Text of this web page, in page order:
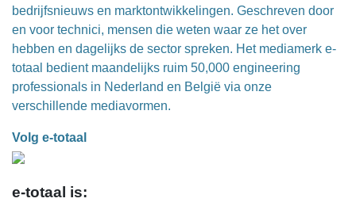
bedrijfsnieuws en marktontwikkelingen. Geschreven door
en voor technici, mensen die weten waar ze het over
hebben en dagelijks de sector spreken. Het mediamerk e-
totaal bedient maandelijks ruim 50,000 engineering
professionals in Nederland en België via onze
verschillende mediavormen.
Volg e-totaal
e-totaal is: